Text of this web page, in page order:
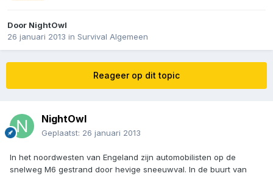
Door NightOwl
26 januari 2013 in Survival Algemeen
Reageer op dit topic
NightOwl
Geplaatst: 26 januari 2013
In het noordwesten van Engeland zijn automobilisten op de
snelweg M6 gestrand door hevige sneeuwval. In de buurt van